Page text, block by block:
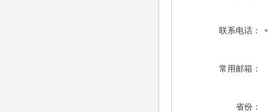
联系电话：
常用邮箱：
省份：